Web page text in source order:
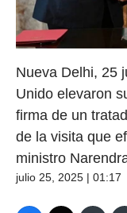
Nueva Delhi, 25
Unido elevaron
firma de un
de la visita que
ministro
julio 25, 2025 | 01:17